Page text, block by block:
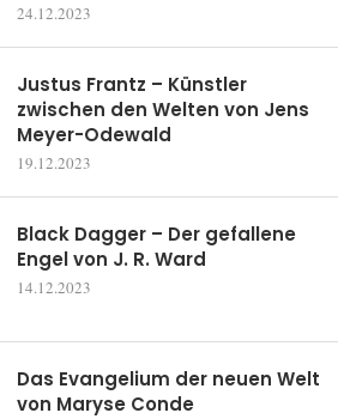
24.12.2023
Justus Frantz – Künstler
zwischen den Welten von Jens
Meyer-Odewald
19.12.2023
Black Dagger – Der gefallene
Engel von J. R. Ward
14.12.2023
Das Evangelium der neuen Welt
von Maryse Conde